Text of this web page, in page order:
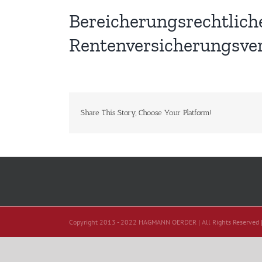
Share This Story, Choose Your Platform!
Copyright 2013 - 2022 HAGMANN OERDER | All Rights Reserved |